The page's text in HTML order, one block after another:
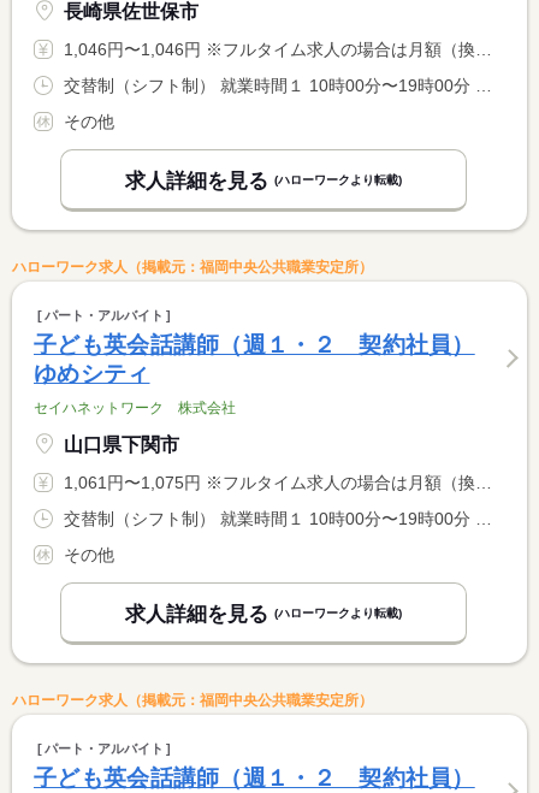
長崎県佐世保市
1,046円〜1,046円 ※フルタイム求人の場合は月額（換算額）、パート求人の場合は時間額を表示しています。
その他
求人詳細を見る (ハローワークより転載)
ハローワーク求人（掲載元：福岡中央公共職業安定所）
パート・アルバイト
子ども英会話講師（週１・２ 契約社員）
ゆめシティ
セイハネットワーク 株式会社
山口県下関市
1,061円〜1,075円 ※フルタイム求人の場合は月額（換算額）、パート求人の場合は時間額を表示しています。
その他
求人詳細を見る (ハローワークより転載)
ハローワーク求人（掲載元：福岡中央公共職業安定所）
パート・アルバイト
子ども英会話講師（週１・２ 契約社員）